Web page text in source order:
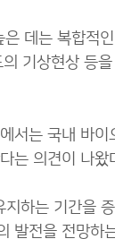
데는 복합적
기상현상 등
서는 국내 바
는 의견이 나왔
하는 기간을
발전을 전망